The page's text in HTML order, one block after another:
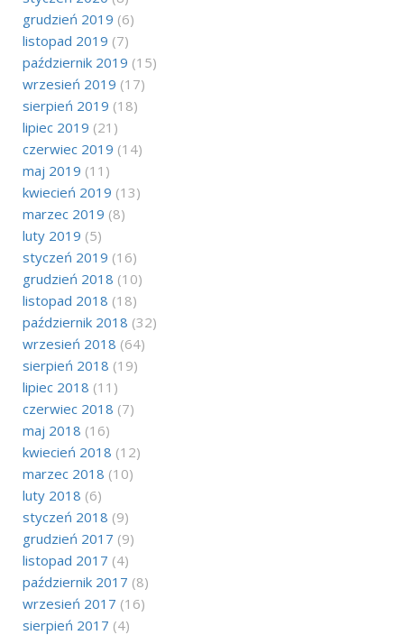
grudzień 2019 (6)
listopad 2019 (7)
październik 2019 (15)
wrzesień 2019 (17)
sierpień 2019 (18)
lipiec 2019 (21)
czerwiec 2019 (14)
maj 2019 (11)
kwiecień 2019 (13)
marzec 2019 (8)
luty 2019 (5)
styczeń 2019 (16)
grudzień 2018 (10)
listopad 2018 (18)
październik 2018 (32)
wrzesień 2018 (64)
sierpień 2018 (19)
lipiec 2018 (11)
czerwiec 2018 (7)
maj 2018 (16)
kwiecień 2018 (12)
marzec 2018 (10)
luty 2018 (6)
styczeń 2018 (9)
grudzień 2017 (9)
listopad 2017 (4)
październik 2017 (8)
wrzesień 2017 (16)
sierpień 2017 (4)